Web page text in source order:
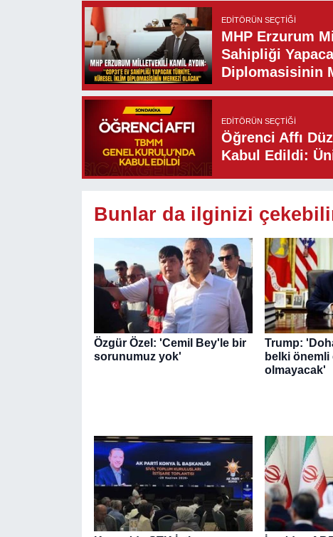
EDITÖRÜN SEÇTIĞI
MHP Erzurum
Sahipliği
Diplomasisinin
EDITÖRÜN SEÇTIĞI
Öğrenci Affı
Kabul Edildi:
Bunlar da ilginizi
Özgür Özel: 'Cemil Bey'le bir
sorunumuz yok'
Trump:
belki
olmayacak'